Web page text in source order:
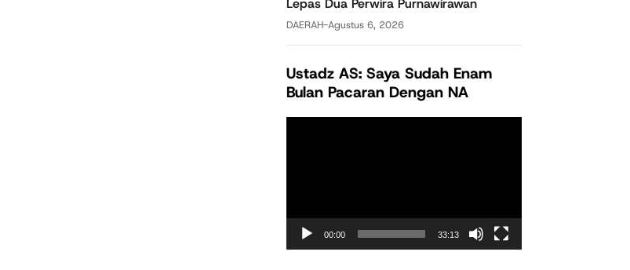
Lepas Dua Perwira Purnawirawan
DAERAH-Agustus 6, 2026
Ustadz AS: Saya Sudah Enam
Bulan Pacaran Dengan NA
00:00 33:13